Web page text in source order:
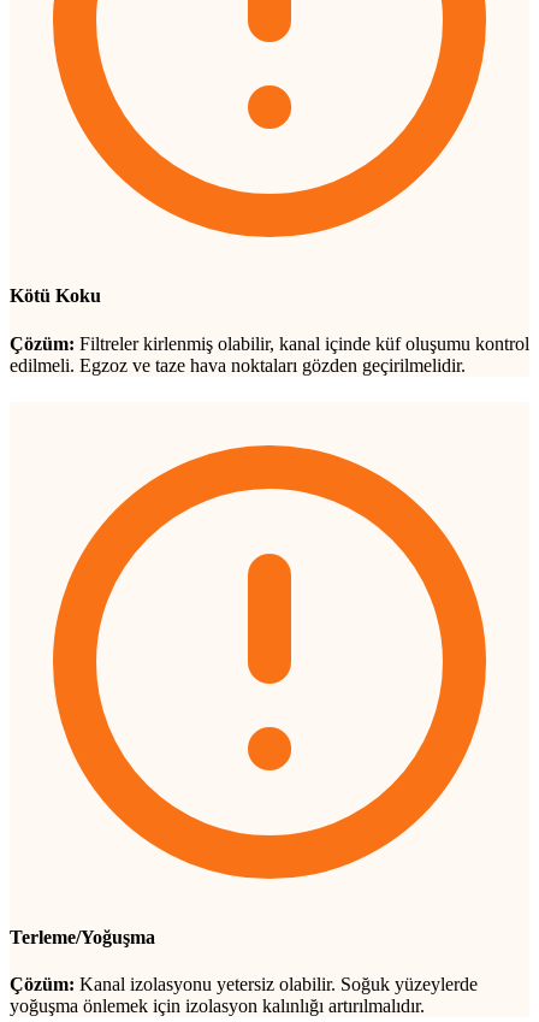
Kötü Koku
Çözüm: Filtreler kirlenmiş olabilir, kanal içinde küf oluşumu kontrol
edilmeli. Egzoz ve taze hava noktaları gözden geçirilmelidir.
Terleme/Yoğuşma
Çözüm: Kanal izolasyonu yetersiz olabilir. Soğuk yüzeylerde
yoğuşma önlemek için izolasyon kalınlığı artırılmalıdır.